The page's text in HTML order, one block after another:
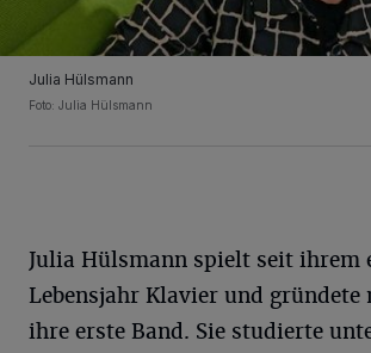
Julia Hülsmann
Foto: Julia Hülsmann
Julia Hülsmann spielt seit ihrem
Lebensjahr Klavier und gründete
ihre erste Band. Sie studierte